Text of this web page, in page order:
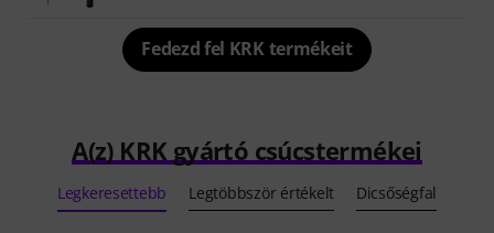
Fedezd fel KRK termékeit
A(z) KRK gyártó csúcstermékei
Legkeresettebb Legtöbbször értékelt Dicsőségfal